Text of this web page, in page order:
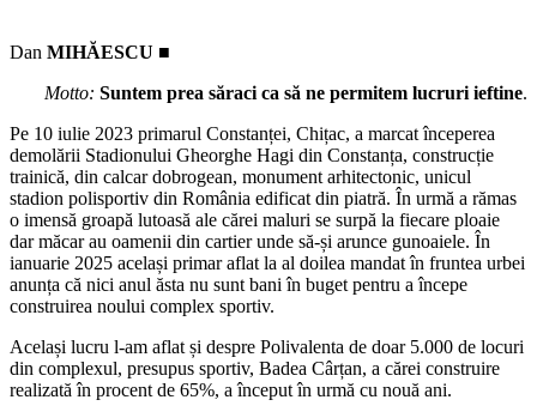
Dan MIHĂESCU ■
Motto: Suntem prea săraci ca să ne permitem lucruri ieftine.
Pe 10 iulie 2023 primarul Constanței, Chițac, a marcat începerea
demolării Stadionului Gheorghe Hagi din Constanța, construcție
trainică, din calcar dobrogean, monument arhitectonic, unicul
stadion polisportiv din România edificat din piatră. În urmă a rămas
o imensă groapă lutoasă ale cărei maluri se surpă la fiecare ploaie
dar măcar au oamenii din cartier unde să-și arunce gunoaiele. În
ianuarie 2025 același primar aflat la al doilea mandat în fruntea urbei
anunța că nici anul ăsta nu sunt bani în buget pentru a începe
construirea noului complex sportiv.
Același lucru l-am aflat și despre Polivalenta de doar 5.000 de locuri
din complexul, presupus sportiv, Badea Cârțan, a cărei construire
realizată în procent de 65%, a început în urmă cu nouă ani.